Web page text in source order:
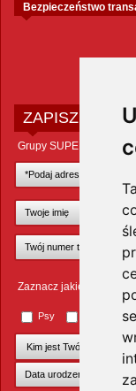
Bezpieczeństwo
ZAPISZ SIĘ
Grupy SUPER ZOO
Zaznacz jakie zwierzęta
Psy